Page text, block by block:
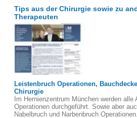
Tips aus der Chirurgie sowie zu
Therapeuten
Leistenbruch Operationen,
Chirurgie
Im Hernienzentrum München werden
Operationen durchgeführt. Sowie aber
Nabelbruch und Narbenbruch